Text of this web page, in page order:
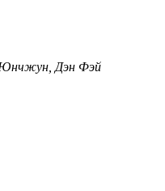
Юнчжун, Дэн Фэй